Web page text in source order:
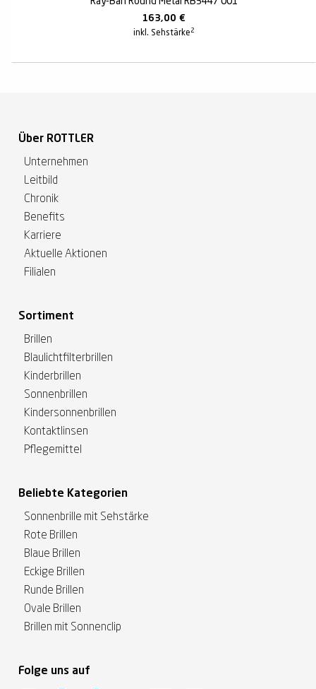
163,00 €
inkl. Sehstärke 2
Über ROTTLER
Unternehmen
Leitbild
Chronik
Benefits
Karriere
Aktuelle Aktionen
Filialen
Sortiment
Brillen
Blaulichtfilterbrillen
Kinderbrillen
Sonnenbrillen
Kindersonnenbrillen
Kontaktlinsen
Pflegemittel
Beliebte Kategorien
Sonnenbrille mit Sehstärke
Rote Brillen
Blaue Brillen
Eckige Brillen
Runde Brillen
Ovale Brillen
Brillen mit Sonnenclip
Folge uns auf